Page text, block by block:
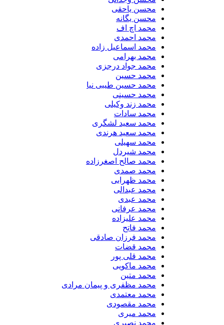
محسن یاحقی
محسن یگانه
محمد اچ اف
محمد احمدی
محمد اسماعیل زاده
محمد بهرامی
محمد جواد درجزی
محمد حسین
محمد حسین طیبی نیا
محمد حسینی
محمد زند وکیلی
محمد سادات
محمد سعید لشگری
محمد سعید هرندی
محمد سهیلی
​محمد شیردل
محمد صالح اصغرزاده
محمد صمدی
محمد ظهرابی
محمد عبدالی
محمد عبدی
محمد عرفانی
محمد علیزاده
محمد فاتح
محمد فرزان صادقی
محمد قضات
محمد قلی پور
محمد ماکویی
محمد متین
محمد مظفری و پیمان مرادی
محمد معتمدی
محمد مقصودی
محمد میری
محمد نصیری